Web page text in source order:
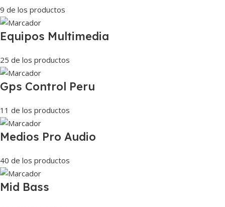
9 de los productos
Equipos Multimedia
25 de los productos
Gps Control Peru
11 de los productos
Medios Pro Audio
40 de los productos
Mid Bass